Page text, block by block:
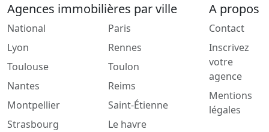
Agences immobilières par ville
National
Lyon
Toulouse
Nantes
Montpellier
Strasbourg
Paris
Rennes
Toulon
Reims
Saint-Étienne
Le havre
A propos
Contact
Inscrivez
votre
agence
Mentions
légales